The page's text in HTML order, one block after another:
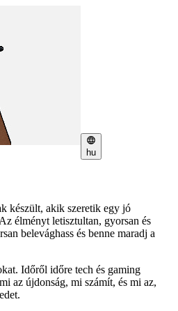
hu
készült, akik szeretik egy jó
élményt letisztultan, gyorsan és
belevághass és benne maradj a
Időről időre tech és gaming
az újdonság, mi számít, és mi az,